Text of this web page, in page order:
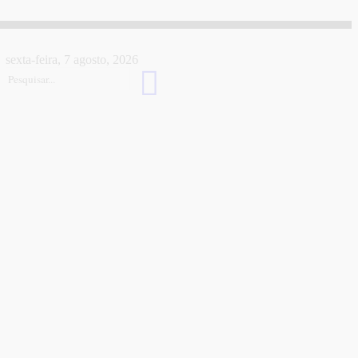
sexta-feira, 7 agosto, 2026